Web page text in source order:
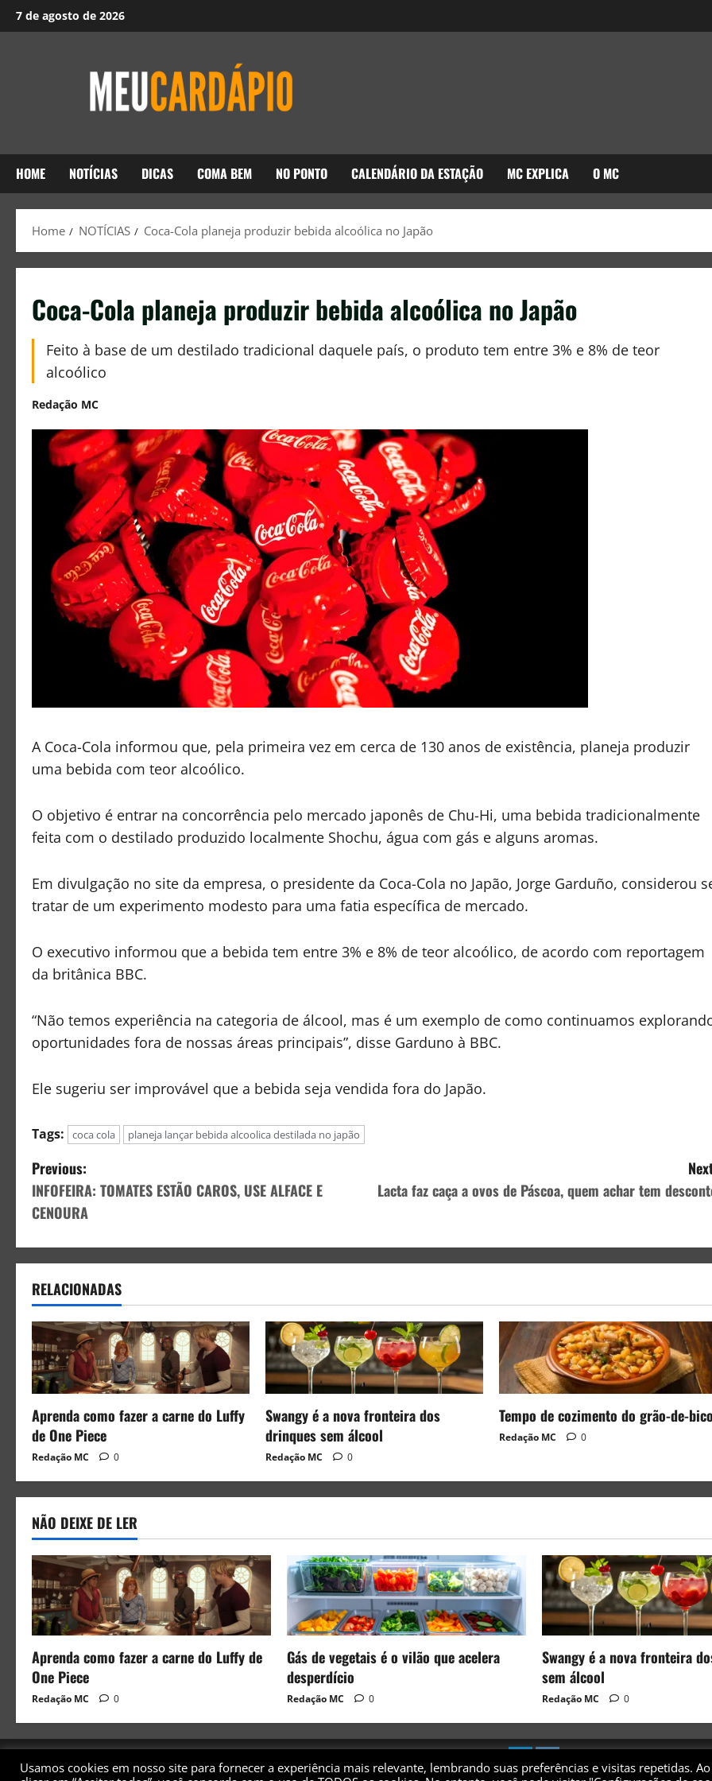
7 de agosto de 2026
HOME NOTÍCIAS DICAS COMA BEM NO PONTO CALENDÁRIO DA ESTAÇÃO MC EXPLICA O MC
Home NOTÍCIAS Coca-Cola planeja produzir bebida alcoólica no Japão
Coca-Cola planeja produzir bebida alcoólica no Japão
Feito à base de um destilado tradicional daquele país, o produto tem entre 3% e 8% de teor
alcoólico
Redação MC
A Coca-Cola informou que, pela primeira vez em cerca de 130 anos de existência, planeja produzir
uma bebida com teor alcoólico.
O objetivo é entrar na concorrência pelo mercado japonês de Chu-Hi, uma bebida tradicionalmente
feita com o destilado produzido localmente Shochu, água com gás e alguns aromas.
Em divulgação no site da empresa, o presidente da Coca-Cola no Japão, Jorge Garduño, considerou
tratar de um experimento modesto para uma fatia específica de mercado.
O executivo informou que a bebida tem entre 3% e 8% de teor alcoólico, de acordo com reportagem
da britânica BBC.
“Não temos experiência na categoria de álcool, mas é um exemplo de como continuamos
oportunidades fora de nossas áreas principais”, disse Garduno à BBC.
Ele sugeriu ser improvável que a bebida seja vendida fora do Japão.
Tags: coca cola planeja lançar bebida alcoolica destilada no japão
Previous:
INFOFEIRA: TOMATES ESTÃO CAROS, USE ALFACE E
CENOURA
Lacta faz caça a ovos de Páscoa, quem achar tem
RELACIONADAS
Aprenda como fazer a carne do Luffy
de One Piece
Redação MC 0
Swangy é a nova fronteira dos
drinques sem álcool
Redação MC 0
Tempo de cozimento do grão-de-
Redação MC 0
NÃO DEIXE DE LER
Aprenda como fazer a carne do Luffy de
One Piece
Redação MC 0
Gás de vegetais é o vilão que acelera
desperdício
Redação MC 0
Swangy é a nova fronteira
sem álcool
Redação MC 0
Usamos cookies em nosso site para fornecer a experiência mais relevante, lembrando suas preferências e visitas repetidas. Ao